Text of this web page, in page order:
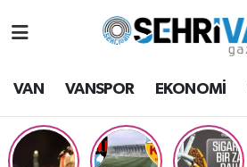
VAN VANSPOR EKONOMİ
Van Hava Durumu
VAN Namaz Vakitleri